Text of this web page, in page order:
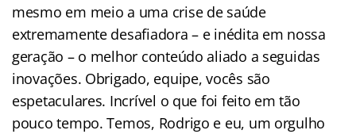
mesmo em meio a uma crise de saúde
extremamente desafiadora – e inédita em nossa
geração – o melhor conteúdo aliado a seguidas
inovações. Obrigado, equipe, vocês são
espetaculares. Incrível o que foi feito em tão
pouco tempo. Temos, Rodrigo e eu, um orgulho